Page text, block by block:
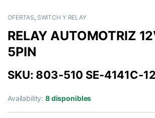
OFERTAS, SWITCH Y RELAY
RELAY AUTOMOTRIZ
5PIN
SKU: 803-510 SE-4141C-
Availability:8 disponibles